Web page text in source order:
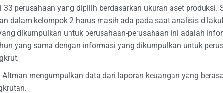
33 perusahaan yang dipilih berdasarkan ukuran aset produksi.
dalam kelompok 2 harus masih ada pada saat analisis
dikumpulkan untuk perusahaan-perusahaan ini adalah
yang sama dengan informasi yang dikumpulkan untuk
Altman mengumpulkan data dari laporan keuangan yang